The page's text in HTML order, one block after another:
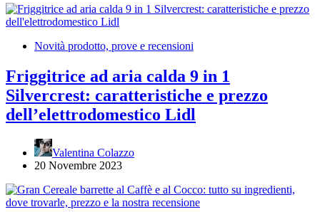
Novità prodotto, prove e recensioni
Friggitrice ad aria calda 9 in 1
Silvercrest: caratteristiche e prezzo
dell’elettrodomestico Lidl
Valentina Colazzo
20 Novembre 2023